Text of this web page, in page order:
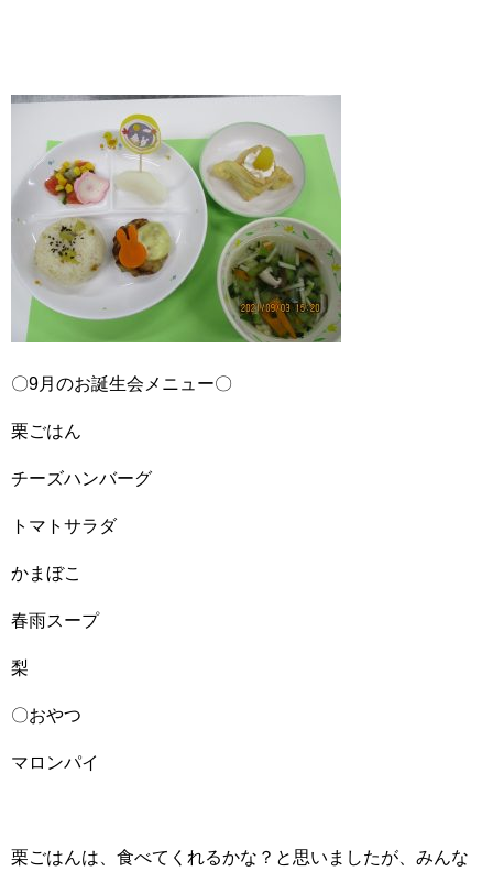
〇9月のお誕生会メニュー〇
栗ごはん
チーズハンバーグ
トマトサラダ
かまぼこ
春雨スープ
梨
〇おやつ
マロンパイ
栗ごはんは、食べてくれるかな？と思いましたが、みんな